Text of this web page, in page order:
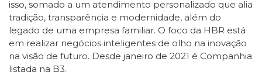
isso, somado a um atendimento personalizado que alia
tradição, transparência e modernidade, além do
legado de uma empresa familiar. O foco da HBR está
em realizar negócios inteligentes de olho na inovação
na visão de futuro. Desde janeiro de 2021 é Companhia
listada na B3.